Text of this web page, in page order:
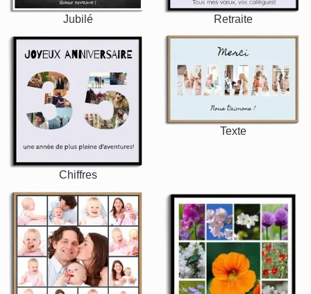
Jubilé Retraite
Chiffres
Texte